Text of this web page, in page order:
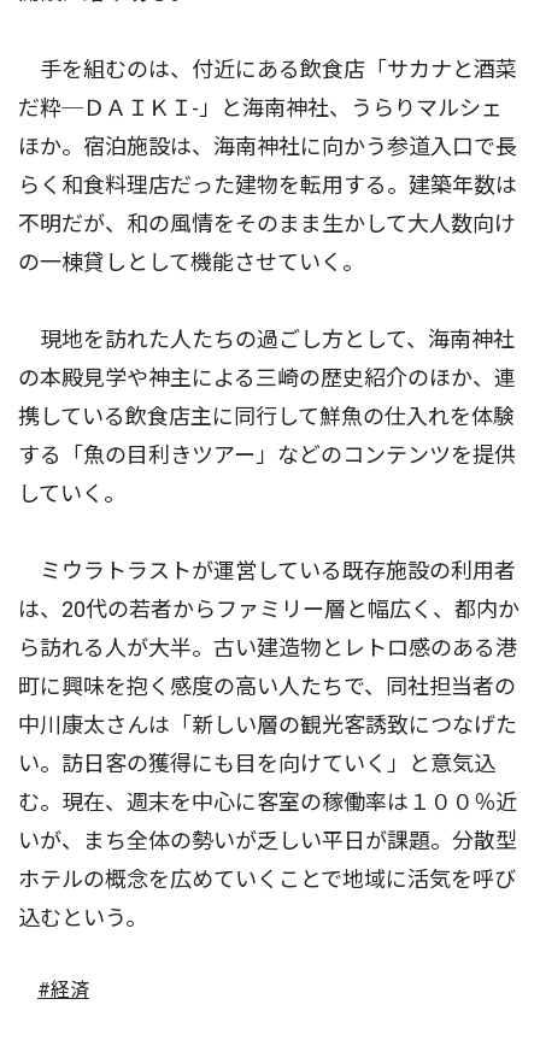
手を組むのは、付近にある飲食店「サカナと酒菜
だ粋─ＤＡＩＫＩ-」と海南神社、うらりマルシェ
ほか。宿泊施設は、海南神社に向かう参道入口で長
らく和食料理店だった建物を転用する。建築年数は
不明だが、和の風情をそのまま生かして大人数向け
の一棟貸しとして機能させていく。
現地を訪れた人たちの過ごし方として、海南神社
の本殿見学や神主による三崎の歴史紹介のほか、連
携している飲食店主に同行して鮮魚の仕入れを体験
する「魚の目利きツアー」などのコンテンツを提供
していく。
ミウラトラストが運営している既存施設の利用者
は、20代の若者からファミリー層と幅広く、都内か
ら訪れる人が大半。古い建造物とレトロ感のある港
町に興味を抱く感度の高い人たちで、同社担当者の
中川康太さんは「新しい層の観光客誘致につなげた
い。訪日客の獲得にも目を向けていく」と意気込
む。現在、週末を中心に客室の稼働率は１００％近
いが、まち全体の勢いが乏しい平日が課題。分散型
ホテルの概念を広めていくことで地域に活気を呼び
込むという。
#経済